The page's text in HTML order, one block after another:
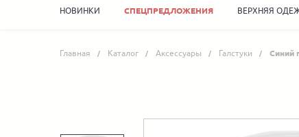
НОВИНКИ СПЕЦПРЕДЛОЖЕНИЯ ВЕРХНЯЯ
Главная Каталог Аксессуары Галстуки Синий